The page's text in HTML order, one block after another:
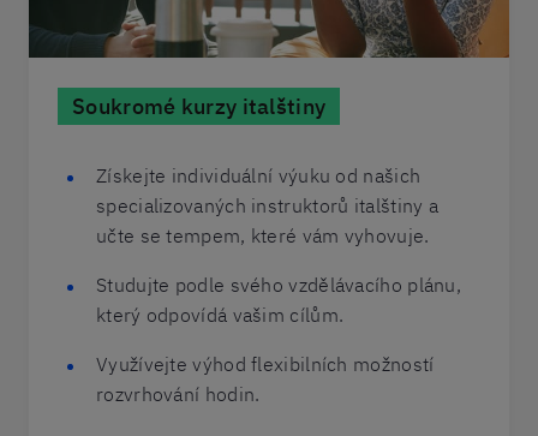
Soukromé kurzy italštiny
Získejte individuální výuku od našich
specializovaných instruktorů italštiny a
učte se tempem, které vám vyhovuje.
Studujte podle svého vzdělávacího plánu,
který odpovídá vašim cílům.
Využívejte výhod flexibilních možností
rozvrhování hodin.